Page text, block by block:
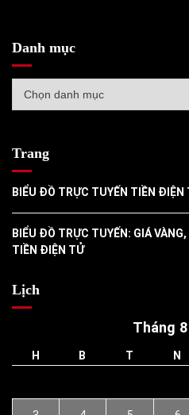
Danh mục
mục
Trang
BIỂU ĐỒ TRỰC TUYẾN TIỀN ĐIỆN
BIỂU ĐỒ TRỰC TUYẾN: GIÁ
TIỀN ĐIỆN TỬ
Lịch
Tháng
H B T N